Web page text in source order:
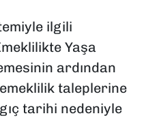
ilgili
Yaşa
ardından
taleplerine
tarihi nedeniyle